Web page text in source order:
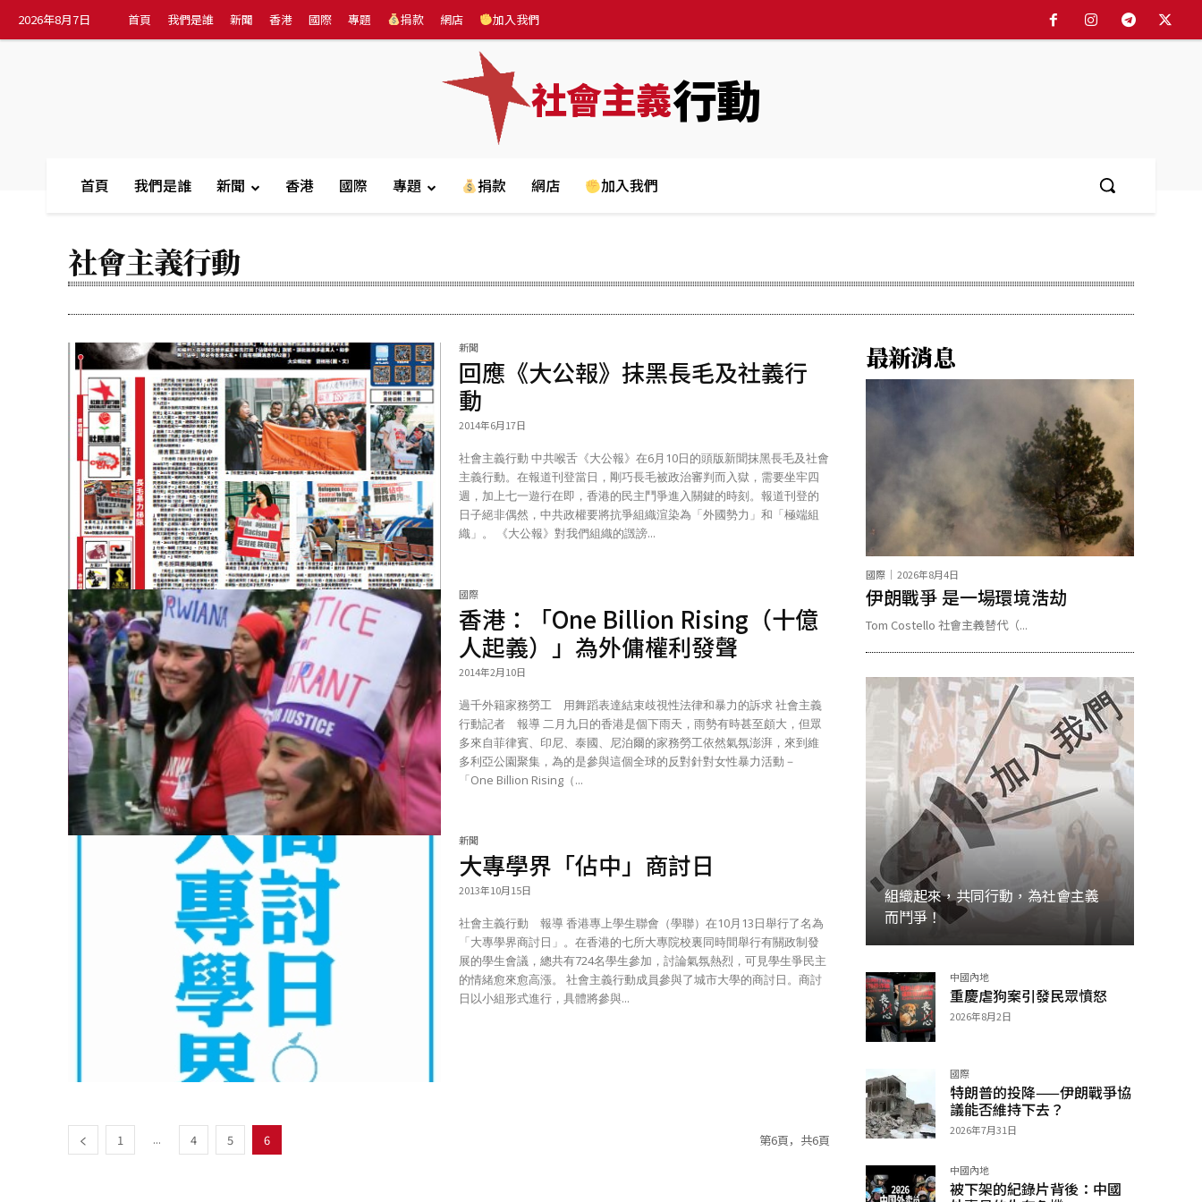
2026年8月7日 首頁 我們是誰 新聞 香港 國際 專題 捐款 網店 加入我們
社會主義行動
首頁 我們是誰 新聞 香港 國際 專題 捐款 網店 加入我們
社會主義行動
新聞
回應《大公報》抹黑長毛及社義行
動
2014年6月17日
社會主義行動 中共喉舌《大公報》在6月10日的頭版新聞抹黑長毛及社會
主義行動。在報道刊登當日，剛巧長毛被政治審判而入獄，需要坐牢四
週，加上七一遊行在即，香港的民主鬥爭進入關鍵的時刻。報道刊登的
日子絕非偶然，中共政權要將抗爭組織渲染為「外國勢力」和「極端組
織」。 《大公報》對我們組織的譭謗...
國際
香港：「One Billion Rising（十億
人起義）」為外傭權利發聲
2014年2月10日
過千外籍家務勞工 用舞蹈表達結束歧視性法律和暴力的訴求 社會主義
行動記者 報導 二月九日的香港是個下雨天，雨勢有時甚至頗大，但眾
多來自菲律賓、印尼、泰國、尼泊爾的家務勞工依然氣氛澎湃，來到維
多利亞公園聚集，為的是參與這個全球的反對針對女性暴力活動－
「One Billion Rising（...
新聞
大專學界「佔中」商討日
2013年10月15日
社會主義行動 報導 香港專上學生聯會（學聯）在10月13日舉行了名為
「大專學界商討日」。在香港的七所大專院校裏同時間舉行有關政制發
展的學生會議，總共有724名學生參加，討論氣氛熱烈，可見學生爭民主
的情緒愈來愈高漲。 社會主義行動成員參與了城市大學的商討日。商討
日以小組形式進行，具體將參與...
1 ... 4 5 6 第6頁，共6頁
最新消息
國際 2026年8月4日
伊朗戰爭 是一場環境浩劫
Tom Costello 社會主義替代（...
組織起來，共同行動，為社會主義
而鬥爭！
加入 中國內地
重慶虐狗案引發民眾憤怒
2026年8月2日
國際
特朗普的投降——伊朗戰爭協
議能否維持下去？
2026年7月31日
中國內地
被下架的紀錄片背後：中國